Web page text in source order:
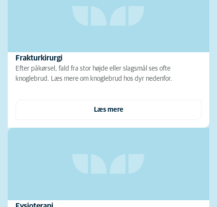
Frakturkirurgi
Efter påkørsel, fald fra stor højde eller slagsmål ses ofte
knoglebrud. Læs mere om knoglebrud hos dyr nedenfor.
Læs mere